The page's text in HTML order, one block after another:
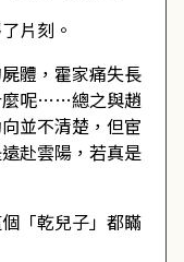
片刻。
體，霍家痛失長
麼呢……總之與趙
並不清楚，但宦
赴雲陽，若真是
「乾兒子」都瞞